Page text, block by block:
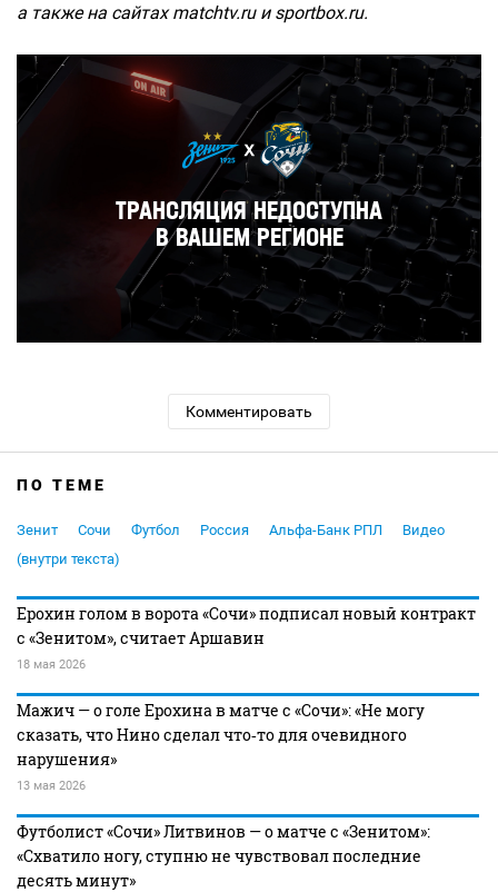
а также на сайтах matchtv.ru и sportbox.ru.
Комментировать
ПО ТЕМЕ
Зенит Сочи Футбол Россия Альфа-Банк РПЛ
Видео
(внутри текста)
Ерохин голом в ворота «Сочи» подписал новый контракт
с «Зенитом», считает Аршавин
18 мая 2026
Мажич — о голе Ерохина в матче с «Сочи»: «Не могу
сказать, что Нино сделал что‑то для очевидного
нарушения»
13 мая 2026
Футболист «Сочи» Литвинов — о матче с «Зенитом»:
«Схватило ногу, ступню не чувствовал последние
десять минут»